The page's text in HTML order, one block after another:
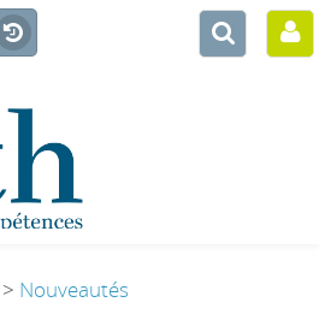
> Nouveautés